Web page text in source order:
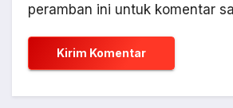
peramban ini untuk komentar